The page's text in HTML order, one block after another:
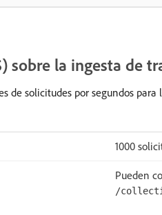
sobre la ingesta de
de solicitudes por segundos
1000
Pueden
/